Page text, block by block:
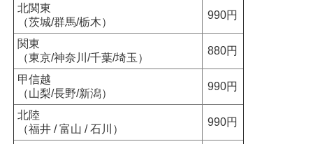
北関東
（茨城/群馬/栃木）
990円
関東
（東京/神奈川/千葉/埼玉）
880円
甲信越
（山梨/長野/新潟）
990円
北陸
（福井 / 富山 / 石川）
990円